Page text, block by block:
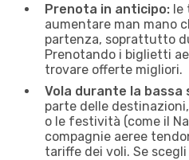
Prenota in anticipo: le
aumentare man mano
partenza, soprattutto
Prenotando i biglietti
trovare offerte migliori.
Vola durante la bassa
parte delle
o le festività (come il
compagnie aeree
tariffe dei voli. Se